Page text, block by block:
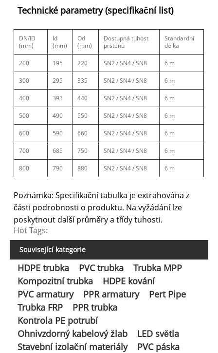
Technické parametry (specifikační list)
DN/ID
(mm)
Id
(mm)
Od
(mm)
Dostupná tuhost
prstenu
Standardní
délka
200 195 220 SN2 / SN4 / SN8 6 m
300 295 335 SN2 / SN4 / SN8 6 m
400 393 440 SN2 / SN4 / SN8 6 m
500 490 550 SN2 / SN4 / SN8 6 m
600 590 660 SN2 / SN4 / SN8 6 m
700 685 750 SN2 / SN4 / SN8 6 m
800 790 880 SN2 / SN4 / SN8 6 m
Poznámka: Specifikační tabulka je extrahována z
části podrobnosti o produktu. Na vyžádání lze
poskytnout další průměry a třídy tuhosti.
Hot Tags:
Související kategorie
HDPE trubka PVC trubka
Trubka MPP
Kompozitní trubka
HDPE kování
PVC armatury
PPR armatury
Pert Pipe
Trubka FRP
PPR trubka
Kontrola PE potrubí
Ohnivzdorný kabelový žlab
LED světla
Stavební izolační materiály
PVC páska